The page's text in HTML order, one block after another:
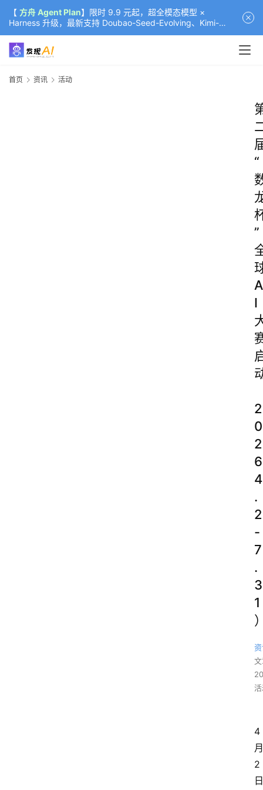
【 方舟 Agent Plan】限时 9.9 元起，超全模态模型 ×
Harness 升级，最新支持 Doubao-Seed-Evolving、Kimi-
K3（部分）、GLM-5.2
首页 资讯 活动
“
”
A
I
2
0
2
6
4
.
2
-
7
.
3
1
4
月
2
日